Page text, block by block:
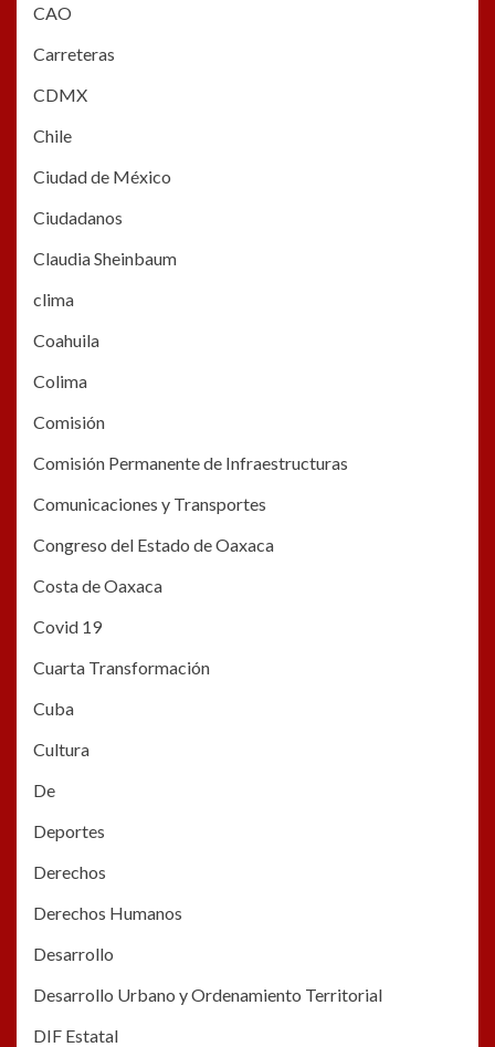
CAO
Carreteras
CDMX
Chile
Ciudad de México
Ciudadanos
Claudia Sheinbaum
clima
Coahuila
Colima
Comisión
Comisión Permanente de Infraestructuras
Comunicaciones y Transportes
Congreso del Estado de Oaxaca
Costa de Oaxaca
Covid 19
Cuarta Transformación
Cuba
Cultura
De
Deportes
Derechos
Derechos Humanos
Desarrollo
Desarrollo Urbano y Ordenamiento Territorial
DIF Estatal